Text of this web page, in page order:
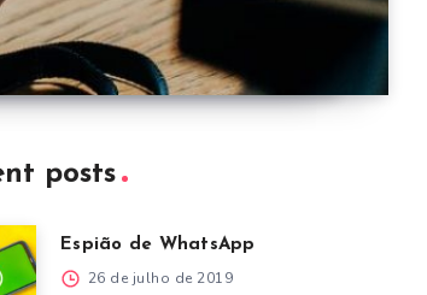
posts
Espião de WhatsApp
26 de julho de 2019